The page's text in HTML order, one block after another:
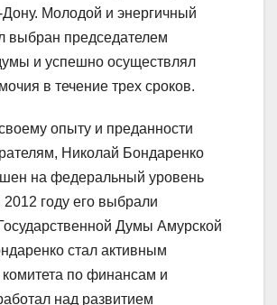
Дону. Молодой и энергичный
выбран председателем
и успешно осуществлял
в течение трех сроков.
опыту и преданности
Николай Бондаренко
на федеральный уровень
2012 году его выбрали
Думы Амурской
стал активным
комитета по финансам и
над развитием